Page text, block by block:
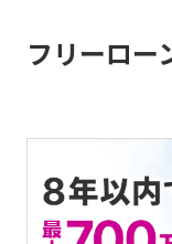
お手続きの流
マイページを
フリーロー